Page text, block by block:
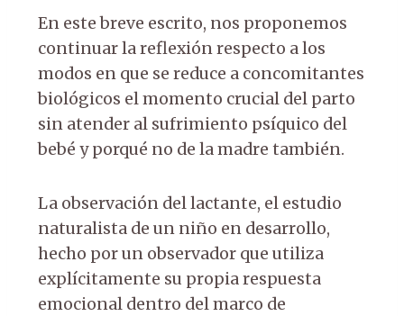
En este breve escrito, nos proponemos
continuar la reflexión respecto a los
modos en que se reduce a concomitantes
biológicos el momento crucial del parto
sin atender al sufrimiento psíquico del
bebé y porqué no de la madre también.
La observación del lactante, el estudio
naturalista de un niño en desarrollo,
hecho por un observador que utiliza
explícitamente su propia respuesta
emocional dentro del marco de